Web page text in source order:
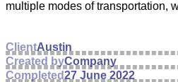
multiple modes of transportation,
ClientAustin
Created byCompany
Completed27 June 2022